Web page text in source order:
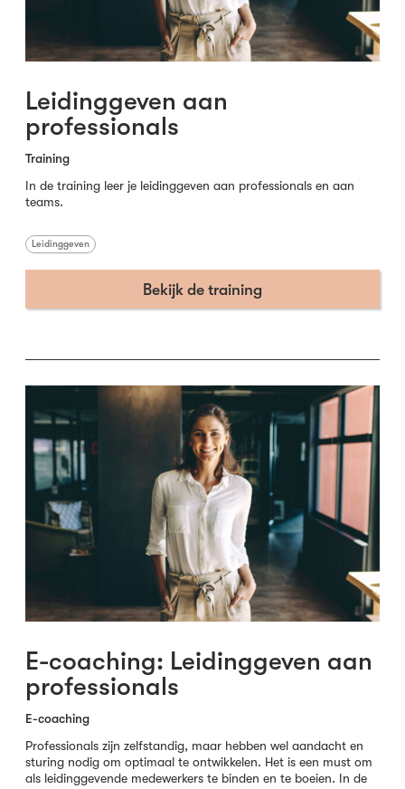
Leidinggeven aan
professionals
Training
In de training leer je leidinggeven aan professionals en aan
teams.
Leidinggeven
Bekijk de training
E-coaching: Leidinggeven aan
professionals
E-coaching
Professionals zijn zelfstandig, maar hebben wel aandacht en
sturing nodig om optimaal te ontwikkelen. Het is een must om
als leidinggevende medewerkers te binden en te boeien. In de